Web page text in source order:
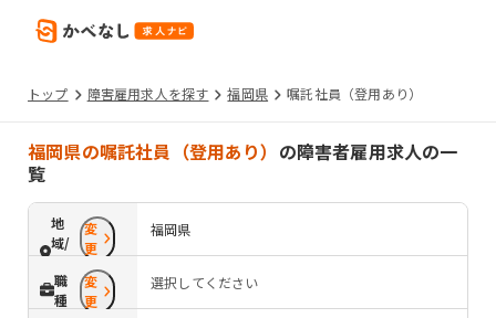
トップ 障害雇用求人を探す 福岡県 嘱託社員（登用あり）
福岡県の嘱託社員（登用あり） の障害者雇用求人の一
覧
地
域/
路
線
変
更
福岡県
職
種
変
更
選択してください